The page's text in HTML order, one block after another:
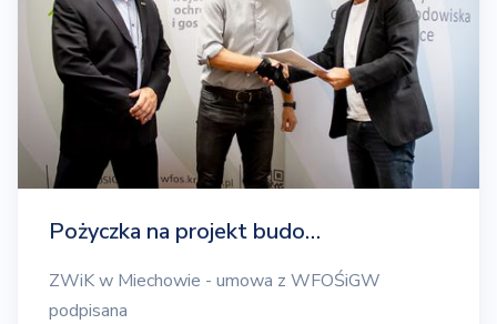
Pożyczka na projekt budo…
ZWiK w Miechowie - umowa z WFOŚiGW
podpisana